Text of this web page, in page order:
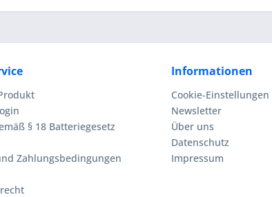
§ 18 Batteriegesetz
Zahlungsbedingungen
Informationen
Cookie-Einstellungen
Newsletter
Über uns
Datenschutz
Impressum